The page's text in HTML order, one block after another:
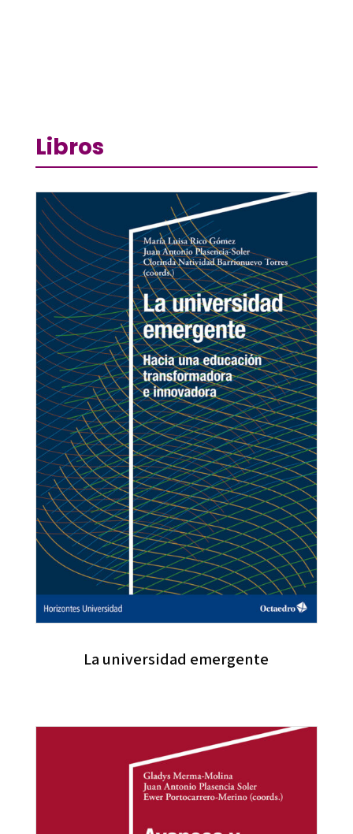
Libros
La universidad emergente